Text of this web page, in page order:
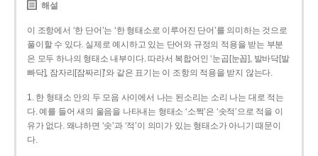
해설
이 조항에서 ‘한 단어’는 ‘한 형태소로 이루어진 단어’를 의미하는 것으로
풀이할 수 있다. 실제로 예시하고 있는 단어와 규정의 적용을 받는 부분
은 모두 하나의 형태소 내부이다. 따라서 복합어인 ‘눈곱[눈꼽], 발바닥[발
빠닥], 잠자리[잠짜리]’와 같은 표기는 이 조항의 적용을 받지 않는다.
1. 한 형태소 안의 두 모음 사이에서 나는 된소리는 소리 나는 대로 적는
다. 예를 들어 새의 울음을 나타내는 형태소 ‘소쩍’은 ‘솟적’으로 적을 이
유가 없다. 왜냐하면 ‘솟’과 ‘적’이 의미가 있는 형태소가 아니기 때문이
다.